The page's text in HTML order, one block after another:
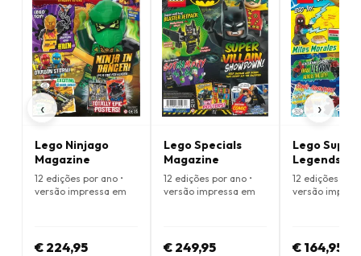
‹
Lego Ninjago
Magazine
12 edições por ano •
versão impressa em
€ 224,95
Lego Specials
Magazine
12 edições por ano •
versão impressa em
€ 249,95
Lego
Legends
Magazine
12 edições por
versão
€ 164,95
›